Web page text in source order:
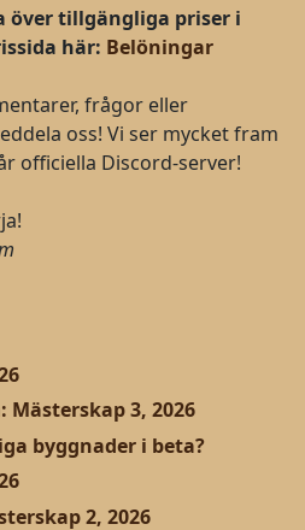
över tillgängliga priser i
här: Belöningar
frågor eller
oss! Vi ser mycket fram
officiella Discord-server!
3, 2026
byggnader i beta?
2, 2026